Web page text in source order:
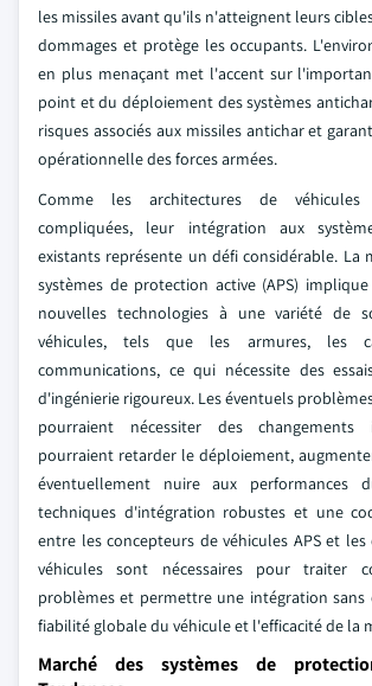
les missiles avant qu'ils n'atteignent leurs
dommages et protège les occupants.
en plus menaçant met l'accent sur
point et du déploiement des systèmes
risques associés aux missiles antichar et
opérationnelle des forces armées.
Comme les architectures de
compliquées, leur intégration aux
existants représente un défi considérable. La
systèmes de protection active (APS)
nouvelles technologies à une variété de
véhicules, tels que les armures, les
communications, ce qui nécessite des
d'ingénierie rigoureux. Les éventuels
pourraient nécessiter des changements
pourraient retarder le déploiement,
éventuellement nuire aux performances
techniques d'intégration robustes et une
entre les concepteurs de véhicules APS et
véhicules sont nécessaires pour traiter
problèmes et permettre une intégration
fiabilité globale du véhicule et l'efficacité de la
Marché des systèmes de